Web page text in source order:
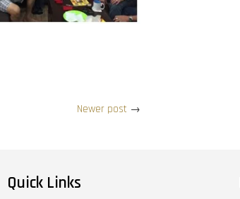
Newer post →
Quick Links